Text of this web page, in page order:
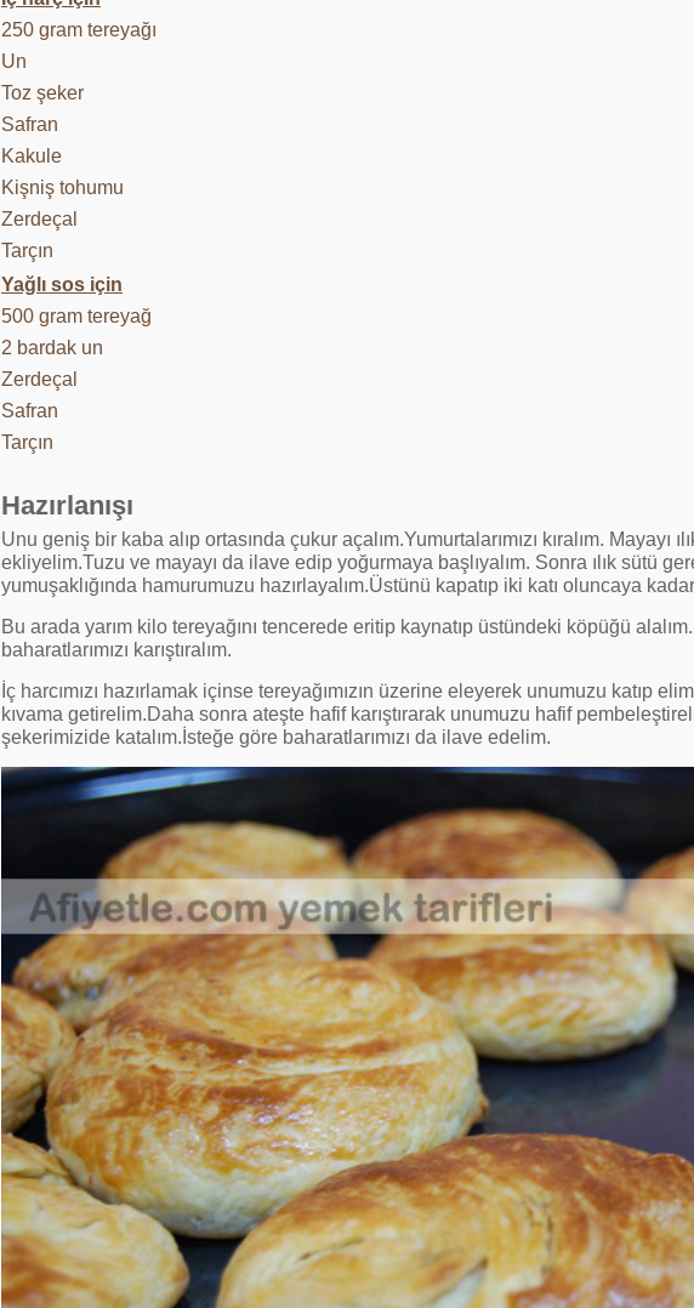
250 gram tereyağı
Un
Toz şeker
Safran
Kakule
Kişniş tohumu
Zerdeçal
Tarçın
Yağlı sos için
500 gram tereyağ
2 bardak un
Zerdeçal
Safran
Tarçın
Hazırlanışı
Unu geniş bir kaba alıp ortasında çukur açalım.Yumurtalarımızı kıralım. Mayayı
ekliyelim.Tuzu ve mayayı da ilave edip yoğurmaya başlıyalım. Sonra ılık sütü
yumuşaklığında hamurumuzu hazırlayalım.Üstünü kapatıp iki katı oluncaya
Bu arada yarım kilo tereyağını tencerede eritip kaynatıp üstündeki köpüğü
baharatlarımızı karıştıralım.
İç harcımızı hazırlamak içinse tereyağımızın üzerine eleyerek unumuzu katıp
kıvama getirelim.Daha sonra ateşte hafif karıştırarak unumuzu hafif
şekerimizide katalım.İsteğe göre baharatlarımızı da ilave edelim.